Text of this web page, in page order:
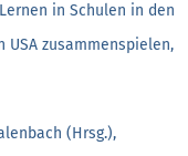
in Schulen in den
USA zusammenspielen,
(Hrsg.),